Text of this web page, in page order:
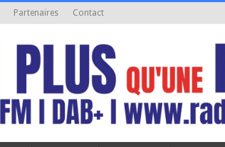
Partenaires Contact